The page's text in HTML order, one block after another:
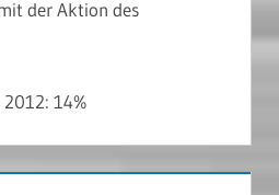
der Aktion des
14%